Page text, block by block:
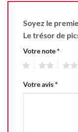
Soyez le
Le trésor de
Votre note*
Votre avis*